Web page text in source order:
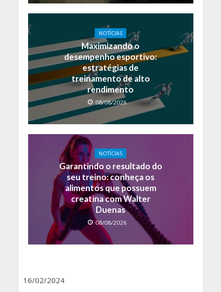
NOTÍCIAS
Maximizando o
desempenho esportivo:
estratégias de
treinamento de alto
rendimento
08/08/2026
NOTÍCIAS
Garantindo o resultado do
seu treino: conheça os
alimentos que possuem
creatina com Walter
Duenas
08/08/2026
16/02/2024